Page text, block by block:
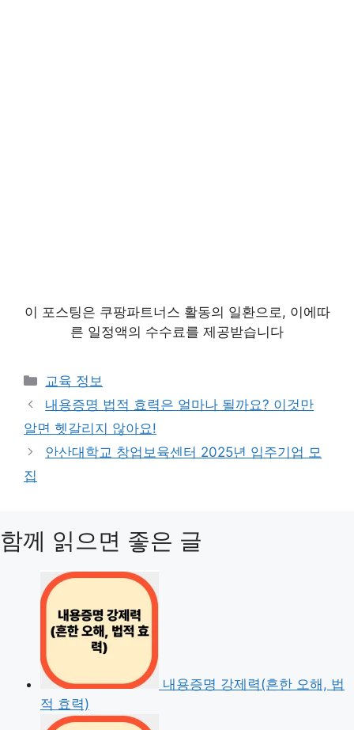
이 포스팅은 쿠팡파트너스 활동의 일환으로, 이에따
른 일정액의 수수료를 제공받습니다
카
테
고
리
교육 정보
내용증명 법적 효력은 얼마나 될까요? 이것만
알면 헷갈리지 않아요!
안산대학교 창업보육센터 2025년 입주기업 모
집
함께 읽으면 좋은 글
내용증명 강제력(흔한 오해, 법
적 효력)